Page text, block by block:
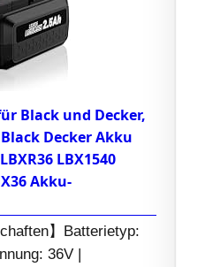
Black und Decker,
Decker Akku
LBX1540
Akku-
】Batterietyp:
36V |